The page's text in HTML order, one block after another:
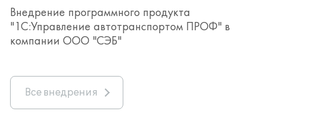
Внедрение программного продукта
"1С:Управление автотранспортом ПРОФ" в
компании ООО "СЭБ"
Все внедрения